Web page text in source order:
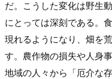
だ。こうした変化は野生
にとっては深刻である。
現れるようになり、畑を
す。農作物の損失や人身
地域の人々から「厄介な